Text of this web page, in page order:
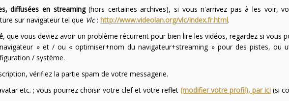
diffusées en streaming(hors certaines archives), si vous n'arrivez pas à les voir,
sur navigateur tel que Vlc: http://www.videolan.org/vlc/index.fr.html.
, que vous deviez avoir un problème récurrent pour bien lire les vidéos, regardez si
» et / ou « optimiser+nom du navigateur+streaming » pour des pistes, ou
/ système.
vérifiez la partie spam de votre messagerie.
etc. ; vous pourrez choisir votre clef et votre reflet (modifier votre profil), par ici(si